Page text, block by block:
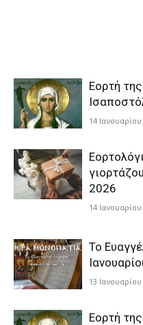
Εορτή
14
2026
14
Το
13
Εορτή